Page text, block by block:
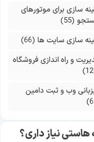
سازی برای موتورهای
(55)
سازی سایت ها(66)
و راه اندازی فروشگاه
وب و ثبت دامین
نیاز داری؟